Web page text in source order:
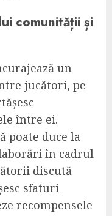
comunității și
un
jucători, pe
între ei.
poate duce la
în cadrul
discută
sfaturi
recompensele